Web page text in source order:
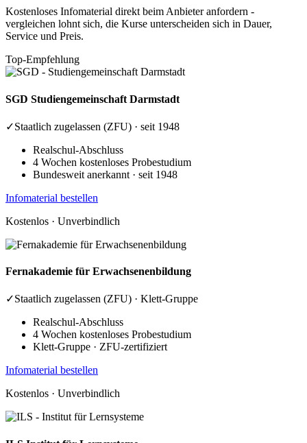
Kostenloses Infomaterial direkt beim Anbieter anfordern -
vergleichen lohnt sich, die Kurse unterscheiden sich in Dauer,
Service und Preis.
Top-Empfehlung
SGD Studiengemeinschaft Darmstadt
✓Staatlich zugelassen (ZFU) · seit 1948
Realschul-Abschluss
4 Wochen kostenloses Probestudium
Bundesweit anerkannt · seit 1948
Infomaterial bestellen
Kostenlos · Unverbindlich
Fernakademie für Erwachsenenbildung
✓Staatlich zugelassen (ZFU) · Klett-Gruppe
Realschul-Abschluss
4 Wochen kostenloses Probestudium
Klett-Gruppe · ZFU-zertifiziert
Infomaterial bestellen
Kostenlos · Unverbindlich